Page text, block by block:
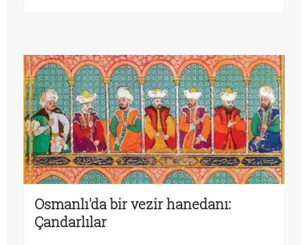
Osmanlı'da bir vezir hanedanı:
Çandarlılar